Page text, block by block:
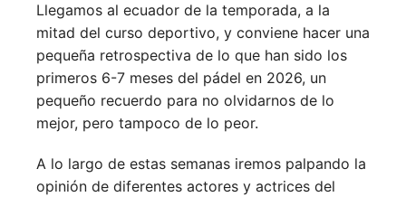
Llegamos al ecuador de la temporada, a la
mitad del curso deportivo, y conviene hacer una
pequeña retrospectiva de lo que han sido los
primeros 6-7 meses del pádel en 2026, un
pequeño recuerdo para no olvidarnos de lo
mejor, pero tampoco de lo peor.
A lo largo de estas semanas iremos palpando la
opinión de diferentes actores y actrices del